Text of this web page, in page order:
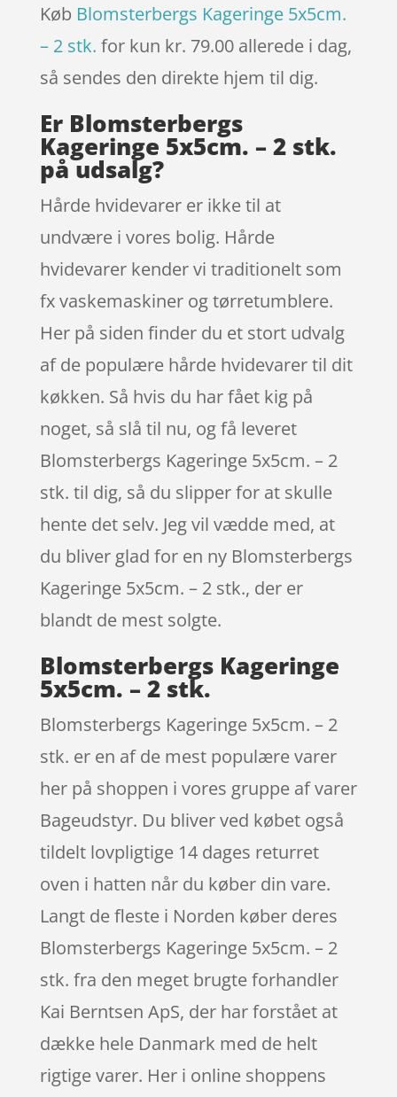
Køb Blomsterbergs Kageringe 5x5cm.
– 2 stk. for kun kr. 79.00 allerede i dag,
så sendes den direkte hjem til dig.
Er Blomsterbergs
Kageringe 5x5cm. – 2 stk.
på udsalg?
Hårde hvidevarer er ikke til at
undvære i vores bolig. Hårde
hvidevarer kender vi traditionelt som
fx vaskemaskiner og tørretumblere.
Her på siden finder du et stort udvalg
af de populære hårde hvidevarer til dit
køkken. Så hvis du har fået kig på
noget, så slå til nu, og få leveret
Blomsterbergs Kageringe 5x5cm. – 2
stk. til dig, så du slipper for at skulle
hente det selv. Jeg vil vædde med, at
du bliver glad for en ny Blomsterbergs
Kageringe 5x5cm. – 2 stk., der er
blandt de mest solgte.
Blomsterbergs Kageringe
5x5cm. – 2 stk.
Blomsterbergs Kageringe 5x5cm. – 2
stk. er en af de mest populære varer
her på shoppen i vores gruppe af varer
Bageudstyr. Du bliver ved købet også
tildelt lovpligtige 14 dages returret
oven i hatten når du køber din vare.
Langt de fleste i Norden køber deres
Blomsterbergs Kageringe 5x5cm. – 2
stk. fra den meget brugte forhandler
Kai Berntsen ApS, der har forstået at
dække hele Danmark med de helt
rigtige varer. Her i online shoppens